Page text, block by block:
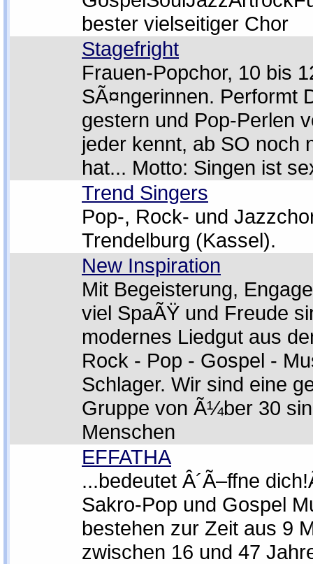
bester vielseitiger Chor
Stagefright
Frauen-Popchor, 10 bis
SÃ¤ngerinnen. Performt
gestern und Pop-Perlen
jeder kennt, ab SO noch
hat... Motto: Singen ist
Trend Singers
Pop-, Rock- und
Trendelburg (Kassel).
New Inspiration
Mit Begeisterung,
viel SpaÃŸ und Freude
modernes Liedgut aus
Rock - Pop - Gospel -
Schlager. Wir sind eine
Gruppe von Ã¼ber 30
Menschen
EFFATHA
...bedeutet Â´Ã–ffne
Sakro-Pop und Gospel
bestehen zur Zeit aus 9
zwischen 16 und 47